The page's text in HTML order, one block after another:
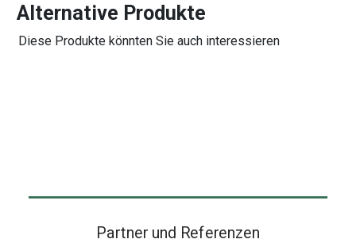
Alternative Produkte
Diese Produkte könnten Sie auch interessieren
Partner und Referenzen